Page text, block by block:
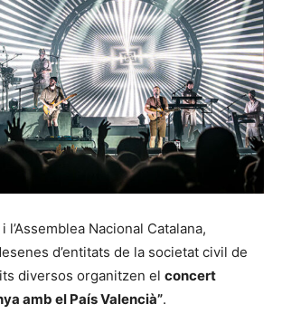
l’Assemblea Nacional Catalana,
d’entitats de la societat civil de
diversos organitzen el concert
amb el País Valencià”.